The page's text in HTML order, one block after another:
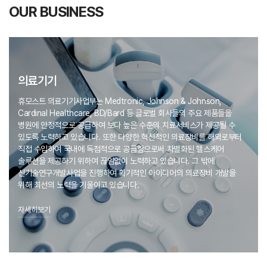
OUR BUSINESS
의료기기
휴모스트 의료기기사업부는 Medtronic, Johnson & Johnson,
Cardinal Healthcare,BD/Bard 등 글로벌 회사들의 주요 제품들을
병원에 안정적으로 공급하여 보다 높은수준의 치료서비스가 제공될 수
있도록 노력하고 있습니다. 또한 다양한 혁신적인 의료장비를 해외로부터
직접 수입하여 국내에 독점적으로 공급함으로써 차별화된 헬스케어
솔루션을 제공하기 위하여 끊임없이 노력하고 있습니다.그 밖에
신기술연구개발사업을 진행하여 획기적인 아이디어의 의료장비 개발을
위해최선의 노력을 기울이고 있습니다.
자세히보기